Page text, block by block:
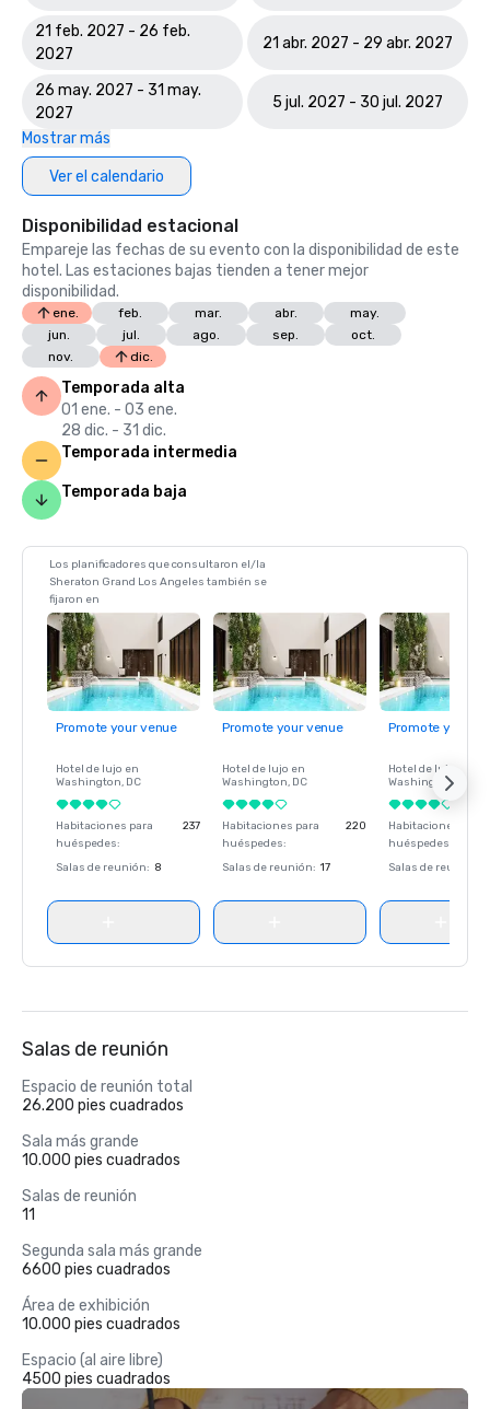
21 feb. 2027 - 26 feb.
2027
21 abr. 2027 - 29 abr. 2027
26 may. 2027 - 31 may.
2027
5 jul. 2027 - 30 jul. 2027
Mostrar más
Ver el calendario
Disponibilidad estacional
Empareje las fechas de su evento con la disponibilidad de este
hotel. Las estaciones bajas tienden a tener mejor
disponibilidad.
ene. feb. mar. abr.
may.
jun.
jul. ago. sep.
oct.
nov.
dic.
Temporada alta
01 ene. - 03 ene.
28 dic. - 31 dic.
Temporada intermedia
Temporada baja
Los planificadores que consultaron el/la
Sheraton Grand Los Angeles también se
fijaron en
Promote your venue
Hotel de lujo en
Washington, DC
Habitaciones para
huéspedes:
237
Salas de reunión: 8
Promote your venue
Hotel de lujo en
Washington, DC
Habitaciones para
huéspedes:
220
Salas de reunión: 17
Promote your
Hotel de lujo en
Washington
Habitaciones para
huéspedes
Salas de reunión
Salas de reunión
Espacio de reunión total
26.200 pies cuadrados
Sala más grande
10.000 pies cuadrados
Salas de reunión
11
Segunda sala más grande
6600 pies cuadrados
Área de exhibición
10.000 pies cuadrados
Espacio (al aire libre)
4500 pies cuadrados